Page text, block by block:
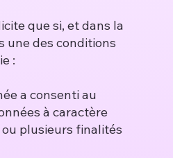
que si, et dans la
une des conditions
:
a consenti au
à caractère
plusieurs finalités